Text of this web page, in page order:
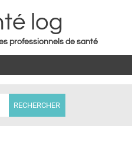
log
professionnels de santé